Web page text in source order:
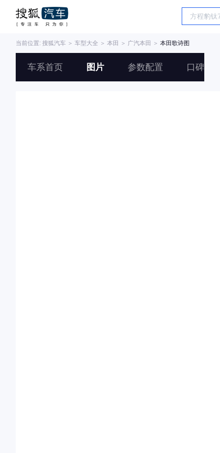
当前位置: 搜狐汽车 ＞ 车型大全 ＞ 本田 ＞ 广汽本田 ＞ 本田歌诗图
车系首页 图片 参数配置 口碑